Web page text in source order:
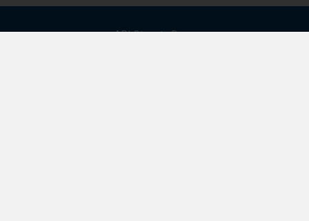
API Otwarte Dane